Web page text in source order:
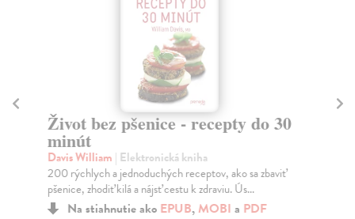
Život bez pšenice - recepty do 30
minút
Davis William | Elektronická kniha
200 rýchlych a jednoduchých receptov, ako sa zbaviť
pšenice, zhodiť kilá a nájsť cestu k zdraviu. Ús...
Na stiahnutie ako EPUB,MOBI a PDF